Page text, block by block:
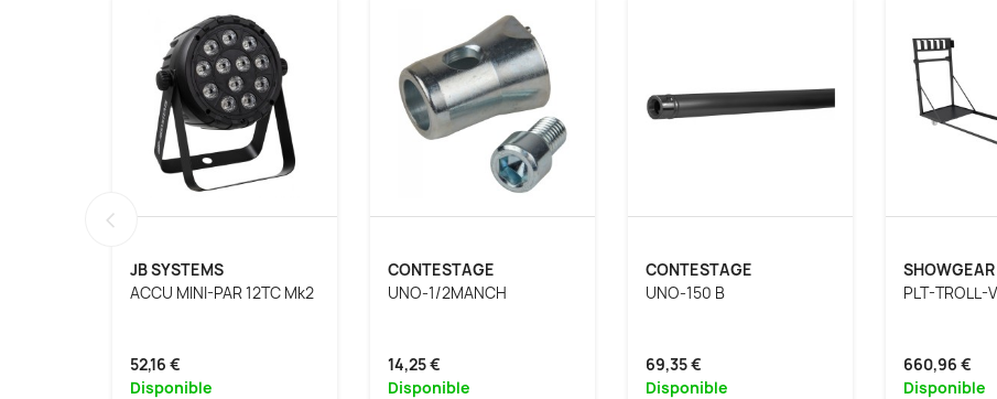
JB SYSTEMS
ACCU MINI-PAR 12TC Mk2
52,16 €
Disponible
CONTESTAGE
UNO-1/2MANCH
14,25 €
Disponible
CONTESTAGE
UNO-150 B
69,35 €
Disponible
SHOWGEAR
PLT-TROLL-V
660,96 €
Disponible
‹